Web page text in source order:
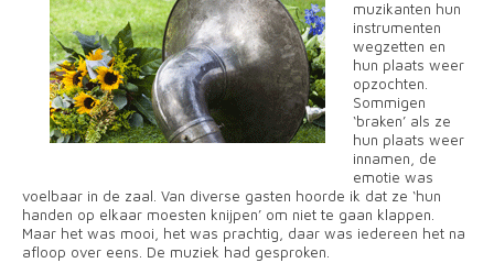
muzikanten hun
instrumenten
wegzetten en
hun plaats weer
opzochten.
Sommigen
‘braken’ als ze
hun plaats weer
innamen, de
emotie was
voelbaar in de zaal. Van diverse gasten hoorde ik dat ze ‘hun
handen op elkaar moesten knijpen’ om niet te gaan klappen.
Maar het was mooi, het was prachtig, daar was iedereen het na
afloop over eens. De muziek had gesproken.